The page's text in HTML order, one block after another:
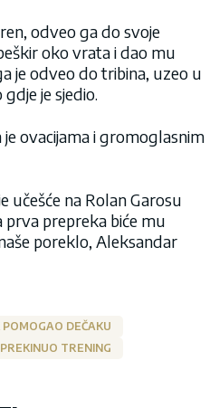
odveo ga do svoje
oko vrata i dao mu
je odveo do tribina, uzeo u
je sjedio.
ovacijama i gromoglasnim
učešće na Rolan Garosu
prva prepreka biće mu
poreklo, Aleksandar
POMOGAO DEČAKU
TRENING